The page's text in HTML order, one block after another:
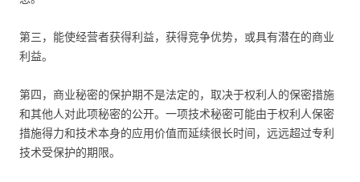
第三，能使经营者获得利益，获得竞争优势，或具有潜在的商业
利益。
第四，商业秘密的保护期不是法定的，取决于权利人的保密措施
和其他人对此项秘密的公开。一项技术秘密可能由于权利人保密
措施得力和技术本身的应用价值而延续很长时间，远远超过专利
技术受保护的期限。